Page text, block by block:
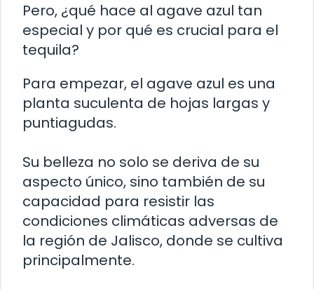
Pero, ¿qué hace al agave azul tan
especial y por qué es crucial para el
tequila?
Para empezar, el agave azul es una
planta suculenta de hojas largas y
puntiagudas.
Su belleza no solo se deriva de su
aspecto único, sino también de su
capacidad para resistir las
condiciones climáticas adversas de
la región de Jalisco, donde se cultiva
principalmente.